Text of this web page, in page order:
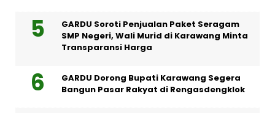
GARDU Soroti Penjualan Paket Seragam
SMP Negeri, Wali Murid di Karawang Minta
Transparansi Harga
GARDU Dorong Bupati Karawang Segera
Bangun Pasar Rakyat di Rengasdengklok